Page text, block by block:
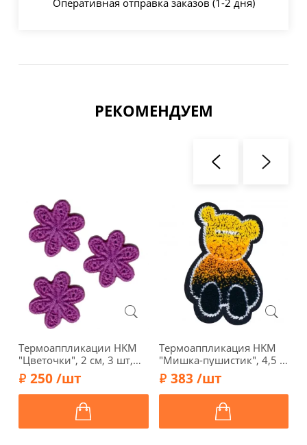
РЕКОМЕНДУЕМ
Термоаппликации HKM
"Цветочки", 2 см, 3 шт,
цвет фиолетовый, арт.
33559
250 /шт
Термоаппликация HKM
"Мишка-пушистик", 4,5 х
6,8 см, цвет желтый/
черный, 43191
383 /шт